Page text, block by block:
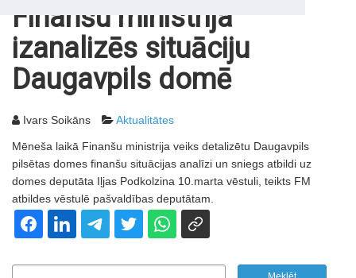
Finanšu ministrija
izanalizēs situāciju
Daugavpils domē
Ivars Soikāns Aktualitātes
Mēneša laikā Finanšu ministrija veiks detalizētu Daugavpils
pilsētas domes finanšu situācijas analīzi un sniegs atbildi uz
domes deputāta Iļjas Podkolzina 10.marta vēstuli, teikts FM
atbildes vēstulē pašvaldības deputātam.